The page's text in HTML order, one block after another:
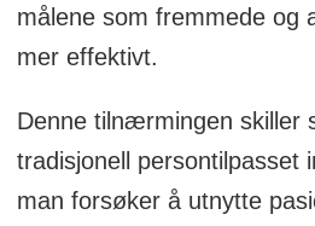
målene som fremmede og
mer effektivt.
Denne tilnærmingen skiller
tradisjonell persontilpasset
man forsøker å utnytte